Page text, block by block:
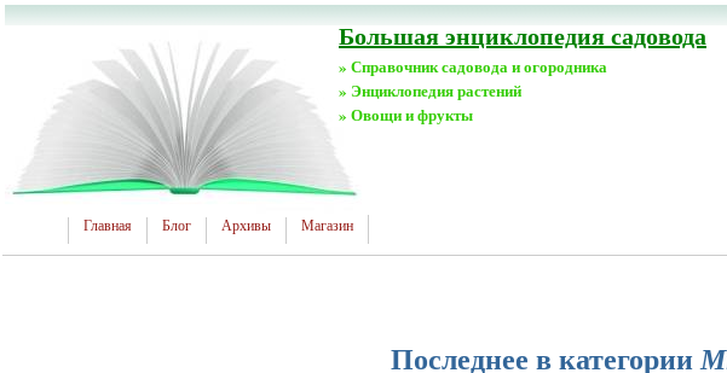
Большая энциклопедия садовода
» Справочник садовода и огородника
» Энциклопедия растений
» Овощи и фрукты
Главная Блог Архивы Магазин
Последнее в категории